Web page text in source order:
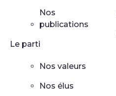
Nos
publications
Le parti
Nos valeurs
Nos élus